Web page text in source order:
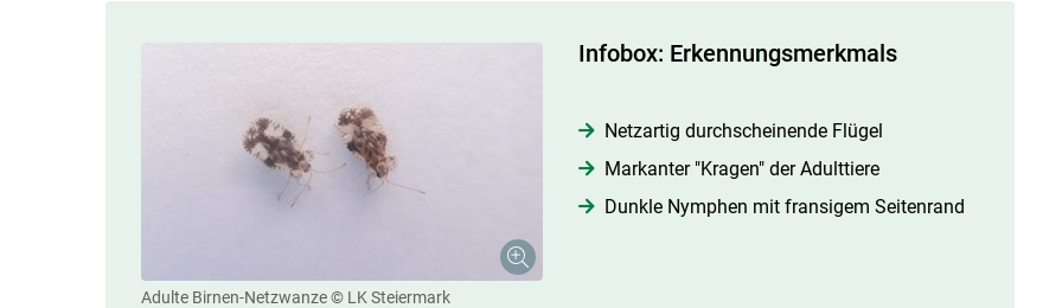
Adulte Birnen-Netzwanze © LK Steiermark
Infobox: Erkennungsmerkmals
Netzartig durchscheinende Flügel
Markanter "Kragen" der Adulttiere
Dunkle Nymphen mit fransigem Seitenrand